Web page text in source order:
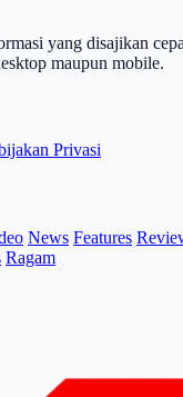
yang disajikan
maupun mobile.
Privasi
News Features
Ragam